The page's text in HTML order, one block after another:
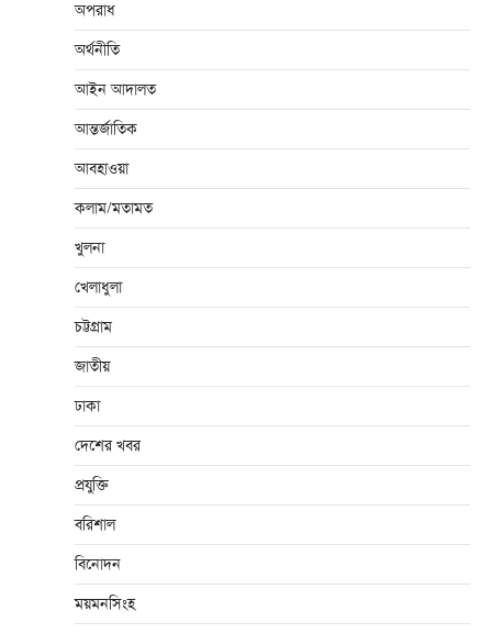
অপরাধ
অর্থনীতি
আইন আদালত
আন্তর্জাতিক
আবহাওয়া
কলাম/মতামত
খুলনা
খেলাধুলা
চট্টগ্রাম
জাতীয়
ঢাকা
দেশের খবর
প্রযুক্তি
বরিশাল
বিনোদন
ময়মনসিংহ